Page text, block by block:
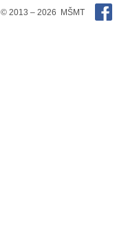
© 2013 – 2026 MŠMT